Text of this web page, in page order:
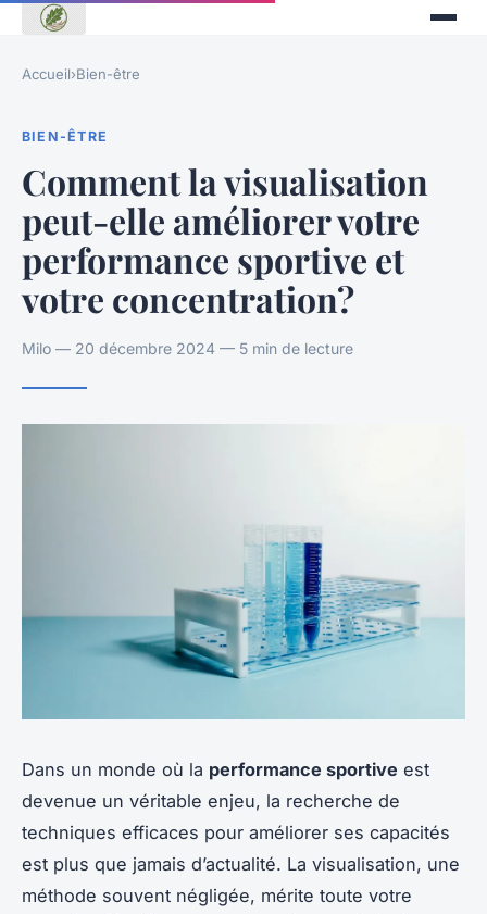
Accueil›Bien-être
BIEN-ÊTRE
Comment la visualisation
peut-elle améliorer votre
performance sportive et
votre concentration?
Milo — 20 décembre 2024 — 5 min de lecture
Dans un monde où la performance sportive est
devenue un véritable enjeu, la recherche de
techniques efficaces pour améliorer ses capacités
est plus que jamais d’actualité. La visualisation, une
méthode souvent négligée, mérite toute votre